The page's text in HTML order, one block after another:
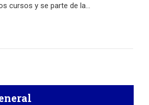
cursos y se parte de la…